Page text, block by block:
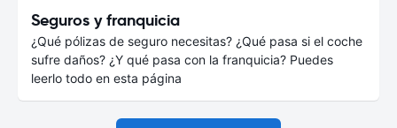
Seguros y franquicia
¿Qué pólizas de seguro necesitas? ¿Qué pasa si el coche
sufre daños? ¿Y qué pasa con la franquicia? Puedes
leerlo todo en esta página